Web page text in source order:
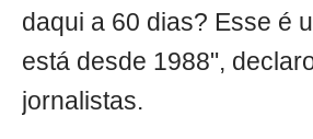
daqui a 60 dias? Esse é
está desde 1988",
jornalistas.